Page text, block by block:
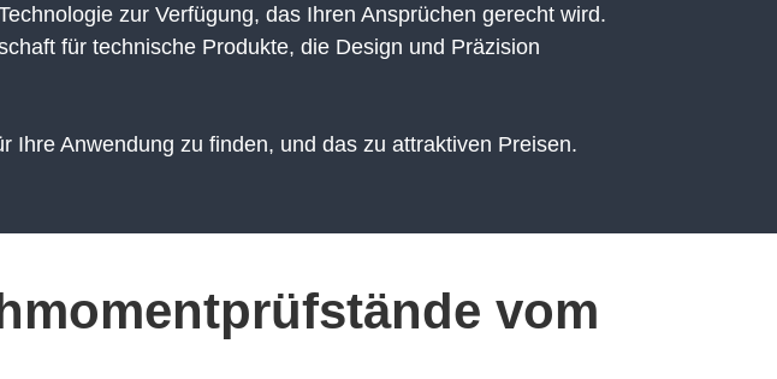
zur Verfügung, das Ihren Ansprüchen gerecht wird.
für technische Produkte, die Design und Präzision
Anwendung zu finden, und das zu attraktiven Preisen.
vom